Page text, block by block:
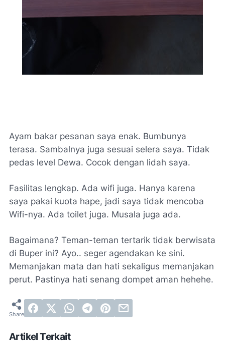
Ayam bakar pesanan saya enak. Bumbunya
terasa. Sambalnya juga sesuai selera saya. Tidak
pedas level Dewa. Cocok dengan lidah saya.
Fasilitas lengkap. Ada wifi juga. Hanya karena
saya pakai kuota hape, jadi saya tidak mencoba
Wifi-nya. Ada toilet juga. Musala juga ada.
Bagaimana? Teman-teman tertarik tidak berwisata
di Buper ini? Ayo.. seger agendakan ke sini.
Memanjakan mata dan hati sekaligus memanjakan
perut. Pastinya hati senang dompet aman hehehe.
Artikel Terkait